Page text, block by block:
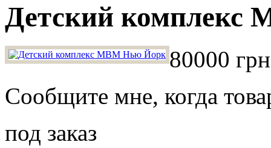
Детский
80000
Сообщите мне, когда
под заказ